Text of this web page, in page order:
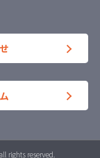
rights reserved.